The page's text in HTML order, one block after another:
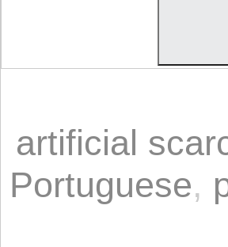
artificial
Portuguese,